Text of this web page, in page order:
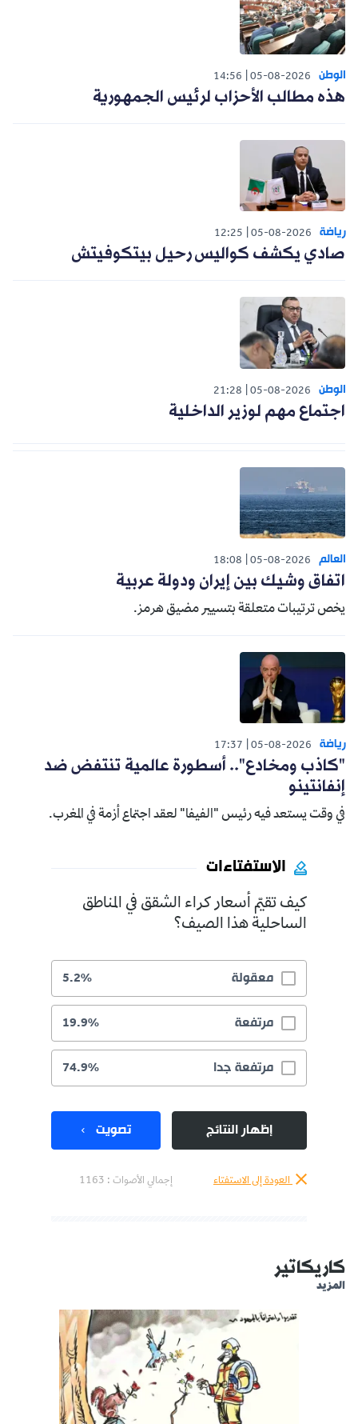
الوطن 05-08-2026
14:56
هذه مطالب الأحزاب لرئيس الجمهورية
رياضة 05-08-2026
12:25
صادي يكشف كواليس رحيل بيتكوفيتش
الوطن 05-08-2026
21:28
اجتماع مهم لوزير الداخلية
العالم 05-08-2026
18:08
اتفاق وشيك بين إيران ودولة عربية
يخص ترتيبات متعلقة بتسيير مضيق هرمز.
رياضة 05-08-2026
17:37
"كاذب ومخادع".. أسطورة عالمية تنتفض ضد
إنفانتينو
في وقت يستعد فيه رئيس "الفيفا" لعقد اجتماع أزمة في المغرب.
الاستفتاءات
كيف تقيّم أسعار كراء الشقق في المناطق
الساحلية هذا الصيف؟
معقولة 5.2%
مرتفعة 19.9%
مرتفعة جدا 74.9%
إظهار النتائج تصويت
العودة إلى الاستفتاء إجمالي الأصوات : 1163
كاريكاتير
المزيد